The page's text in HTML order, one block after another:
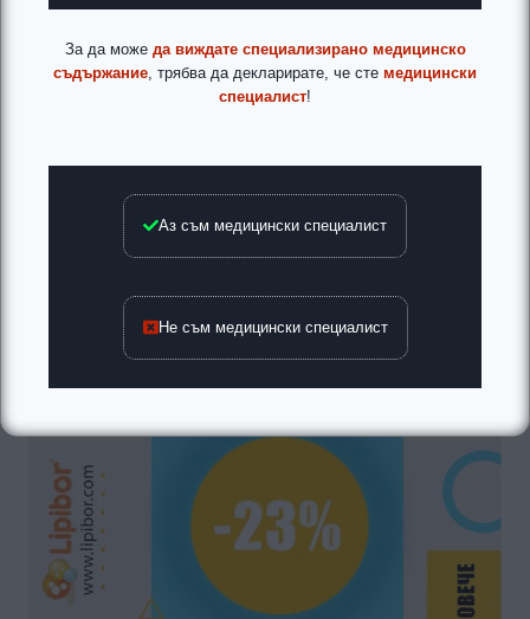
За да може да виждате специализирано медицинско
съдържание , трябва да декларирате, че сте медицински
специалист!
Аз съм медицински специалист
Не съм медицински специалист